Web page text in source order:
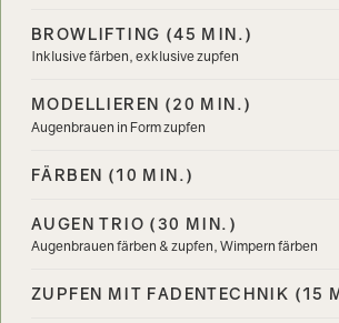
BROWLIFTING (45 MIN.)
Inklusive färben, exklusive zupfen
MODELLIEREN (20 MIN.)
Augenbrauen in Form zupfen
FÄRBEN (10 MIN.)
AUGEN TRIO (30 MIN.)
Augenbrauen färben & zupfen, Wimpern färben
ZUPFEN MIT FADENTECHNIK (15